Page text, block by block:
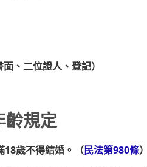
、二位證人、登記）
齡規定
18歲不得結婚。（民法第980條）